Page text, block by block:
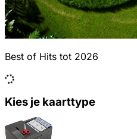
Best of Hits tot 2026
Kies je kaarttype